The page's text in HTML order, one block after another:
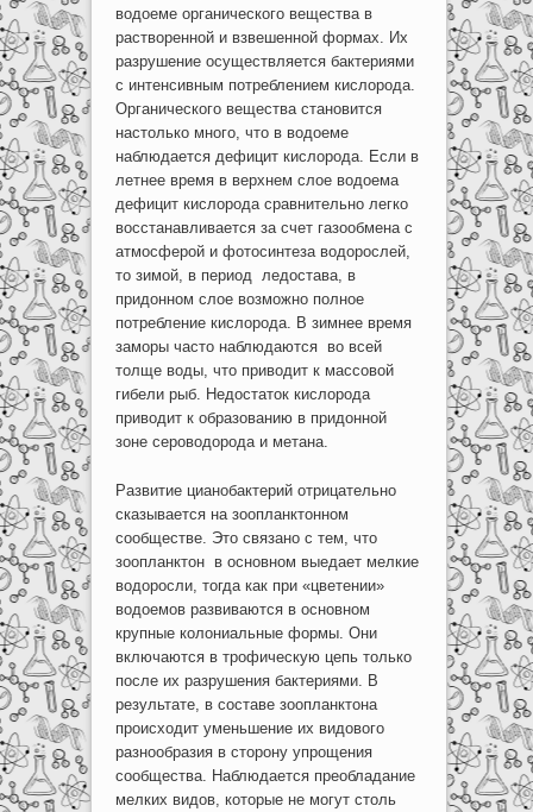
водоеме органического вещества в
растворенной и взвешенной формах. Их
разрушение осуществляется бактериями
с интенсивным потреблением кислорода.
Органического вещества становится
настолько много, что в водоеме
наблюдается дефицит кислорода. Если в
летнее время в верхнем слое водоема
дефицит кислорода сравнительно легко
восстанавливается за счет газообмена с
атмосферой и фотосинтеза водорослей,
то зимой, в период ледостава, в
придонном слое возможно полное
потребление кислорода. В зимнее время
заморы часто наблюдаются во всей
толще воды, что приводит к массовой
гибели рыб. Недостаток кислорода
приводит к образованию в придонной
зоне сероводорода и метана.
Развитие цианобактерий отрицательно
сказывается на зоопланктонном
сообществе. Это связано с тем, что
зоопланктон в основном выедает мелкие
водоросли, тогда как при «цветении»
водоемов развиваются в основном
крупные колониальные формы. Они
включаются в трофическую цепь только
после их разрушения бактериями. В
результате, в составе зоопланктона
происходит уменьшение их видового
разнообразия в сторону упрощения
сообщества. Наблюдается преобладание
мелких видов, которые не могут столь